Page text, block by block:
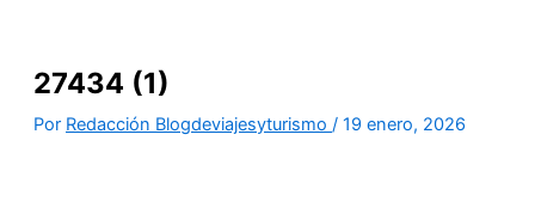
27434 (1)
Por Redacción Blogdeviajesyturismo / 19 enero, 2026